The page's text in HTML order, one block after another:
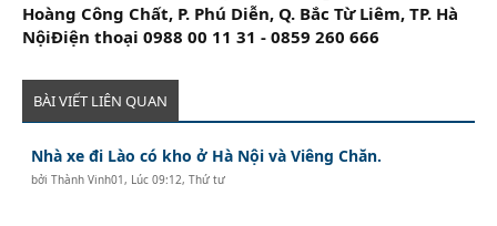
Hoàng Công Chất, P. Phú Diễn, Q. Bắc Từ Liêm, TP. Hà
NộiĐiện thoại 0988 00 11 31 - 0859 260 666
BÀI VIẾT LIÊN QUAN
Nhà xe đi Lào có kho ở Hà Nội và Viêng Chăn.
bởiThành Vinh01 , Lúc 09:12, Thứ tư